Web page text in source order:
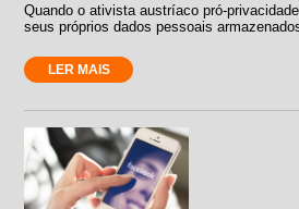
Quando o ativista austríaco pró-
seus próprios dados pessoais
LER MAIS